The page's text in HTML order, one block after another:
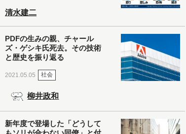
清水建二
PDFの生みの親、チャール
ズ・ゲシキ氏死去。その技術
と歴史を振り返る
2021.05.05 社会
柳井政和
新年度で登場した「どうして